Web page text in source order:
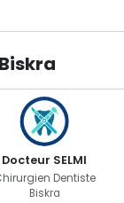
Docteur SELMI
Dentiste
Biskra